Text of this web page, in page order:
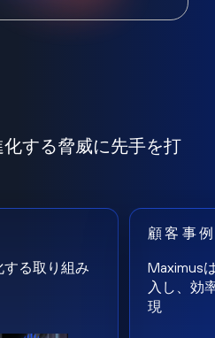
化する脅威に先手を打
する取り組み
顧客事
Maximus
入し、効
現